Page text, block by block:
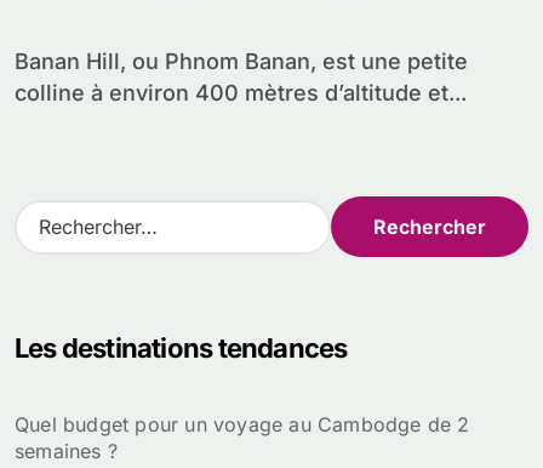
Banan Hill, ou Phnom Banan, est une petite
colline à environ 400 mètres d’altitude et...
R
e
r
e
r
Les destinations tendances
Quel budget pour un voyage au Cambodge de 2
semaines ?